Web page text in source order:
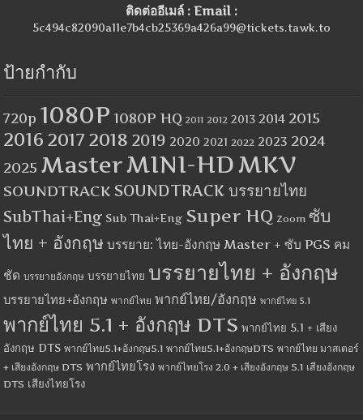
ติดต่ออีเมล์ : Email :
5c494c82090a11e7b4cb25369a426a99@tickets.tawk.to
ป้ายกำกับ
720p 1080P 1080P HQ 2011 2012 2013 2014 2015
2016 2017 2018 2019 2020 2021 2022 2023 2024
2025 MasterMINI-HDMKV
SOUNDTRACK SOUNDTRACK บรรยายไทย
SubThai+Eng Sub Thai+Eng Super HQ Zoom ซับ
ไทย + อังกฤษ บรรยาย: ไทย-อังกฤษ Master + ซับ PGS คม
ชัด บรรยายอังกฤษ บรรยายไทย บรรยายไทย + อังกฤษ
บรรยายไทย+อังกฤษ พากย์ไทย พากย์ไทย/อังกฤษ พากย์ไทย 5.1
พากย์ไทย 5.1 + อังกฤษ DTS พากย์ไทย 5.1 + เสียง
อังกฤษ DTS พากย์ไทย5.1+อังกฤษ5.1 พากย์ไทย5.1+อังกฤษDTS พากย์ไทย มาสเตอร์
+ เสียงอังกฤษ DTS พากย์ไทยโรง พากย์ไทยโรง 2.0 + เสียงอังกฤษ 5.1 เสียงอังกฤษ
DTS เสียงไทยโรง